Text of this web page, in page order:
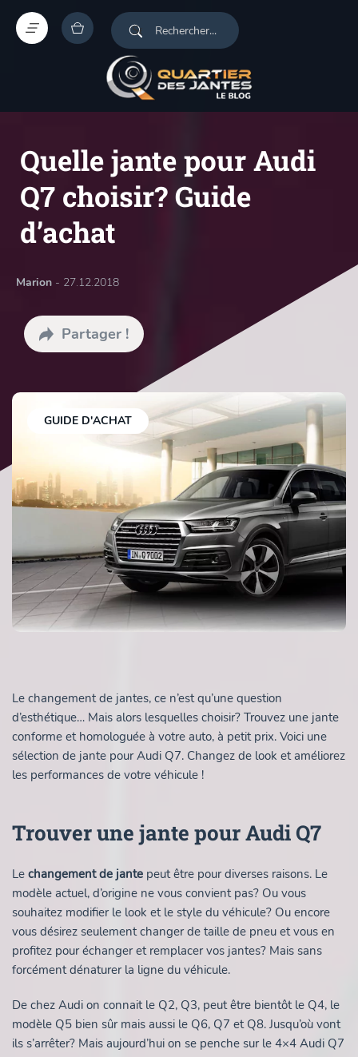
Quelle jante pour Audi
Q7 choisir? Guide
d’achat
Marion - 27.12.2018
Partager !
GUIDE D'ACHAT
Le changement de jantes, ce n’est qu’une question
d’esthétique… Mais alors lesquelles choisir? Trouvez une jante
conforme et homologuée à votre auto, à petit prix. Voici une
sélection de jante pour Audi Q7. Changez de look et améliorez
les performances de votre véhicule !
Trouver une jante pour Audi Q7
Le changement de jante peut être pour diverses raisons. Le
modèle actuel, d’origine ne vous convient pas? Ou vous
souhaitez modifier le look et le style du véhicule? Ou encore
vous désirez seulement changer de taille de pneu et vous en
profitez pour échanger et remplacer vos jantes? Mais sans
forcément dénaturer la ligne du véhicule.
De chez Audi on connait le Q2, Q3, peut être bientôt le Q4, le
modèle Q5 bien sûr mais aussi le Q6, Q7 et Q8. Jusqu’où vont
ils s’arrêter? Mais aujourd’hui on se penche sur le 4×4 Audi Q7